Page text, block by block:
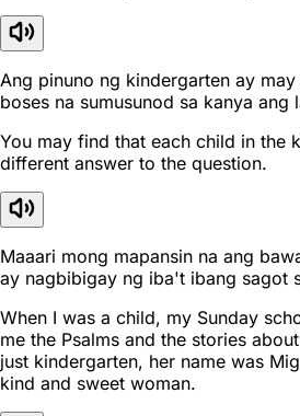
Ang pinuno ng kindergarten ay
boses na sumusunod sa kanya ang
You may find that each child in the
different answer to the question.
Maaari mong mapansin na ang
ay nagbibigay ng iba't ibang sagot
When I was a child, my Sunday
me the Psalms and the stories
just kindergarten, her name was
kind and sweet woman.